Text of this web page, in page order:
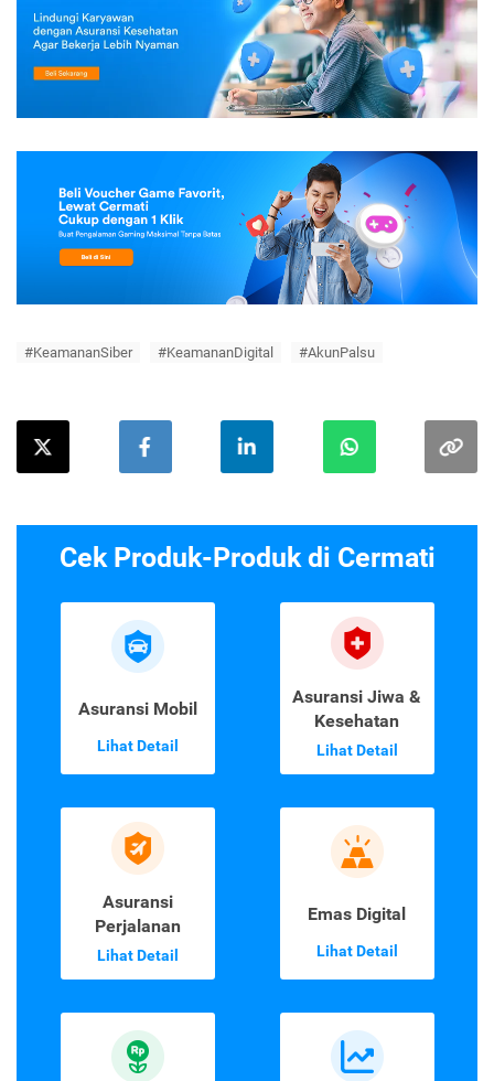
#KeamananSiber #KeamananDigital #AkunPalsu
Cek Produk-Produk di Cermati
Asuransi Mobil
Lihat Detail
Asuransi Jiwa &
Kesehatan
Lihat Detail
Asuransi
Perjalanan
Lihat Detail
Emas Digital
Lihat Detail